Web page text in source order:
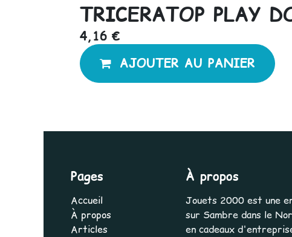
TRICERATOP PLAY
4,16 €
AJOUTER AU PANIER
Pages
Accueil
À propos
Articles
À propos
Jouets 2000 est une
sur Sambre dans le
en cadeaux